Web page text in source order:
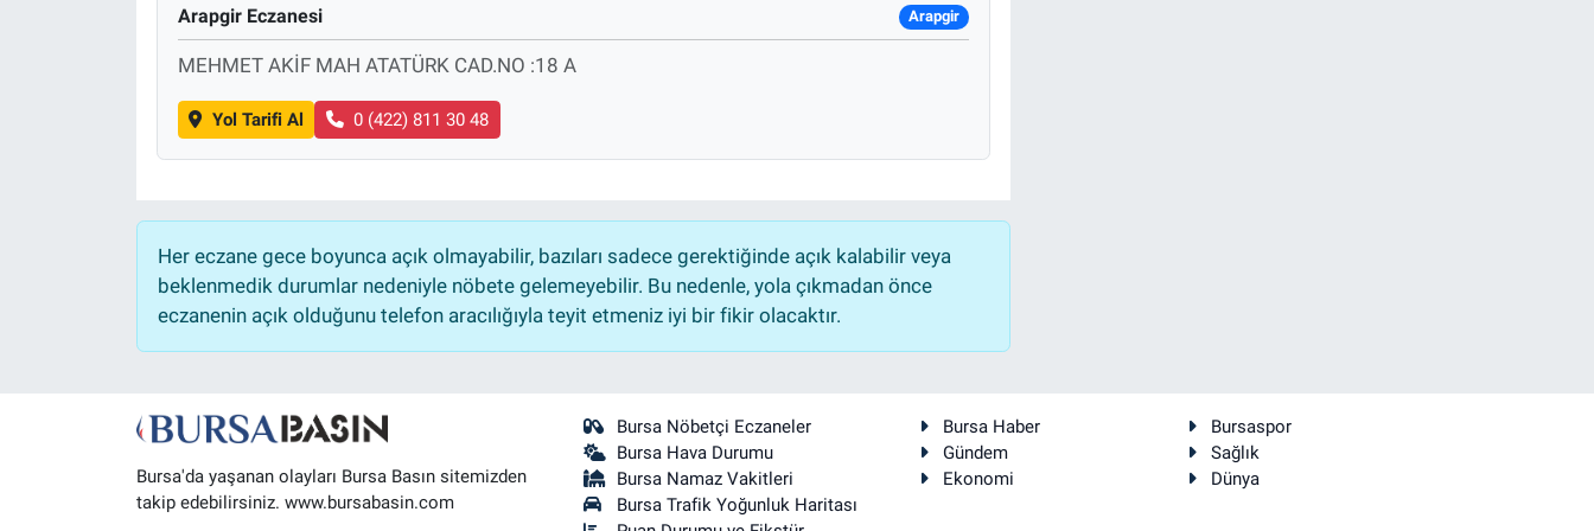
Arapgir Eczanesi Arapgir
MEHMET AKİF MAH ATATÜRK CAD.NO :18 A
Yol Tarifi Al 0 (422) 811 30 48
Her eczane gece boyunca açık olmayabilir, bazıları sadece gerektiğinde açık kalabilir veya
beklenmedik durumlar nedeniyle nöbete gelemeyebilir. Bu nedenle, yola çıkmadan önce
eczanenin açık olduğunu telefon aracılığıyla teyit etmeniz iyi bir fikir olacaktır.
Bursa'da yaşanan olayları Bursa Basın sitemizden
takip edebilirsiniz. www.bursabasin.com
Bursa Nöbetçi Eczaneler
Bursa Hava Durumu
Bursa Namaz Vakitleri
Bursa Trafik Yoğunluk Haritası
Bursa Haber
Bursaspor
Gündem
Sağlık
Ekonomi
Dünya
Magazin